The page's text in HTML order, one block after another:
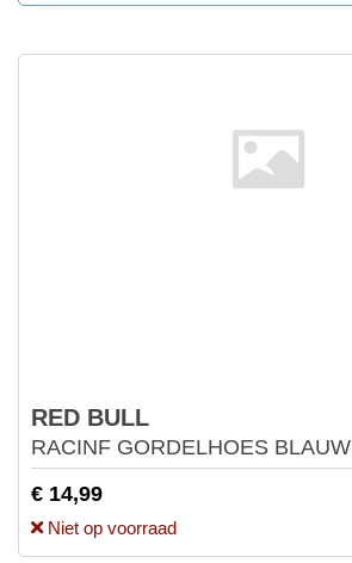
RED BULL
RACINF GORDELHOES BLAUW
€ 14,99
Niet op voorraad